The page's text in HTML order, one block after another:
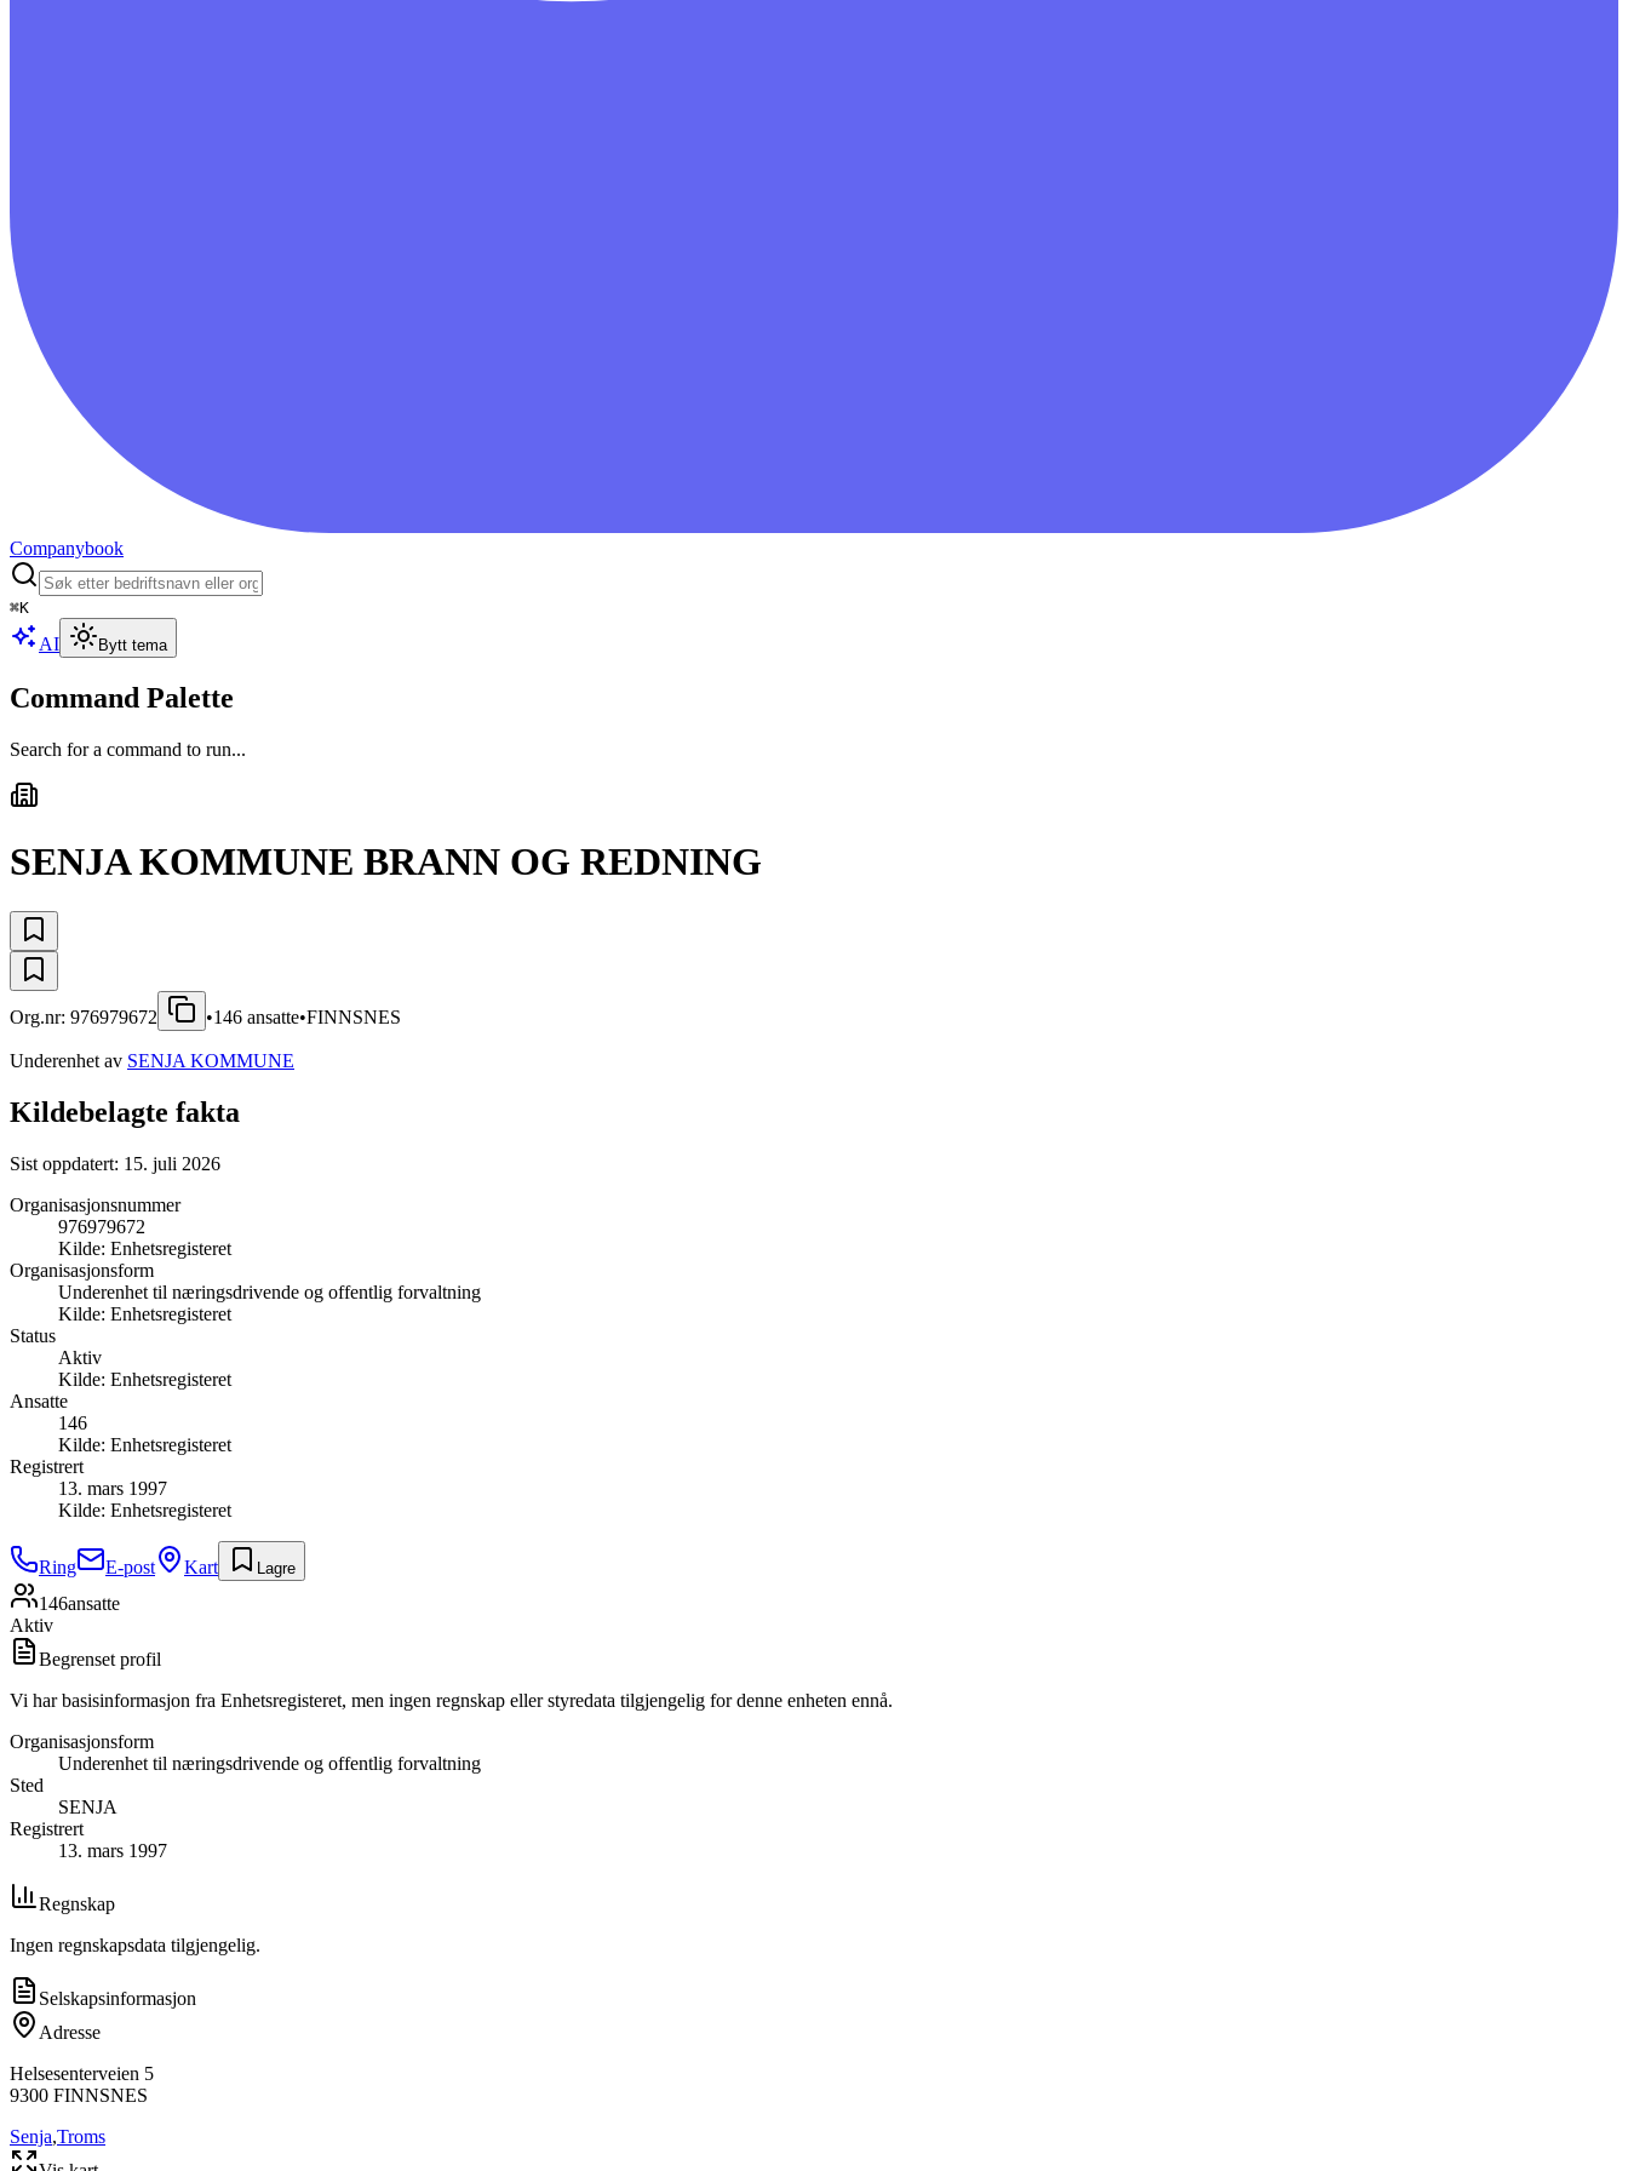
Companybook
⌘K
AI Bytt tema
Command Palette
Search for a command to run...
SENJA KOMMUNE BRANN OG REDNING
Org.nr: 976979672 •146 ansatte•FINNSNES
Underenhet av SENJA KOMMUNE
Kildebelagte fakta
Sist oppdatert: 15. juli 2026
Organisasjonsnummer
976979672
Kilde: Enhetsregisteret
Organisasjonsform
Underenhet til næringsdrivende og offentlig forvaltning
Kilde: Enhetsregisteret
Status
Aktiv
Kilde: Enhetsregisteret
Ansatte
146
Kilde: Enhetsregisteret
Registrert
13. mars 1997
Kilde: Enhetsregisteret
Ring E-post Kart Lagre
146ansatte
Aktiv
Begrenset profil
Vi har basisinformasjon fra Enhetsregisteret, men ingen regnskap eller styredata tilgjengelig for denne enheten ennå.
Organisasjonsform
Underenhet til næringsdrivende og offentlig forvaltning
Sted
SENJA
Registrert
13. mars 1997
Regnskap
Ingen regnskapsdata tilgjengelig.
Selskapsinformasjon
Adresse
Helsesenterveien 5
9300 FINNSNES
Senja,Troms